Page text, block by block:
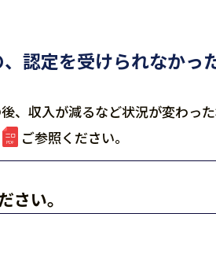
認定を受けられなかっ
、収入が減るなど状況が変わっ
ご参照ください。
さい。